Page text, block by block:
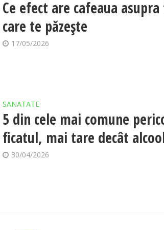
Ce efect are cafeaua
care te păzește
17/05/2026
SANATATE
5 din cele mai comune
ficatul, mai tare decât
30/04/2026